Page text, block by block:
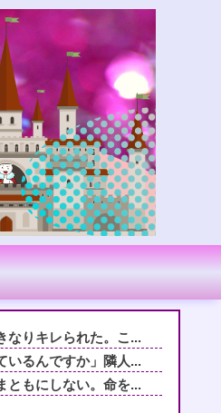
なりキレられた。こ...
いるんですか」隣人...
ともにしない。命を...